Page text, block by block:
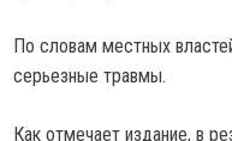
По словам местных
серьезные травмы.
Как отмечает издание, в